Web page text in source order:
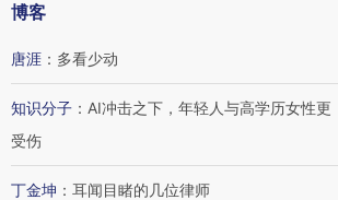
博客
唐涯 ： 多看少动
知识分子 ： AI冲击之下，年轻人与高学历女性更
受伤
丁金坤 ： 耳闻目睹的几位律师